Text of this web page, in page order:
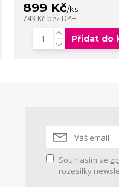
899 Kč/ks
743 Kč bez DPH
Přidat do
Souhlasím se
rozesílky